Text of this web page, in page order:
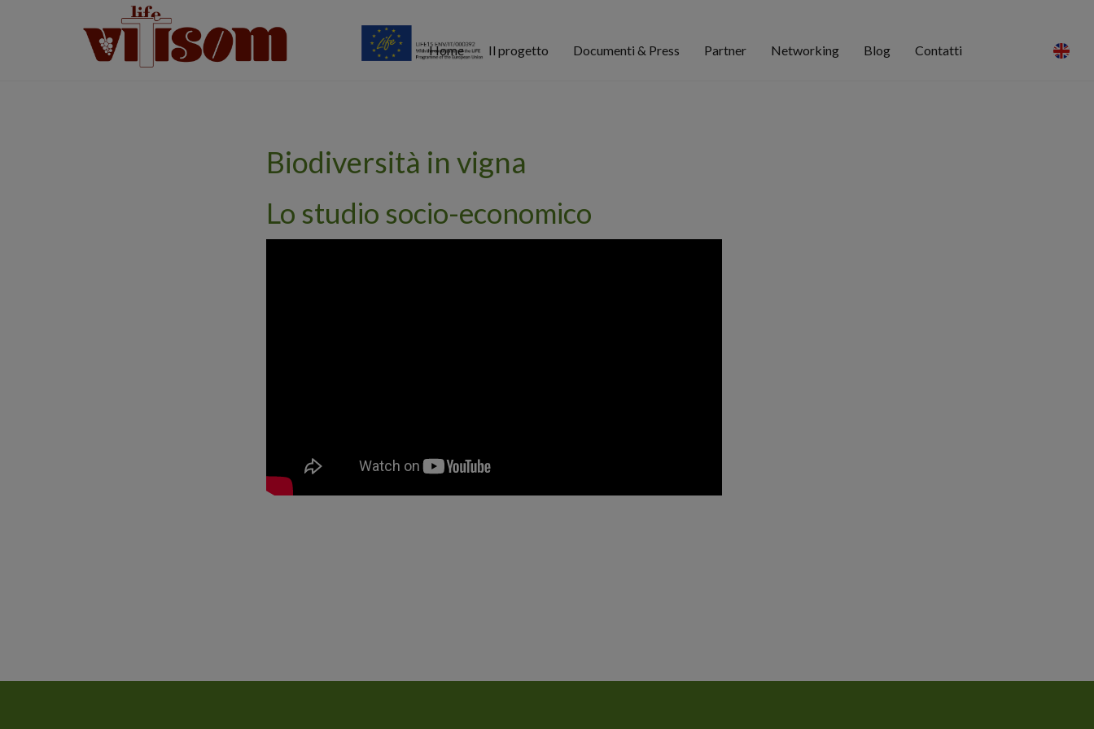
Home Il progetto Documenti & Press Partner Networking Blog Contatti
Biodiversità in vigna
Lo studio socio-economico